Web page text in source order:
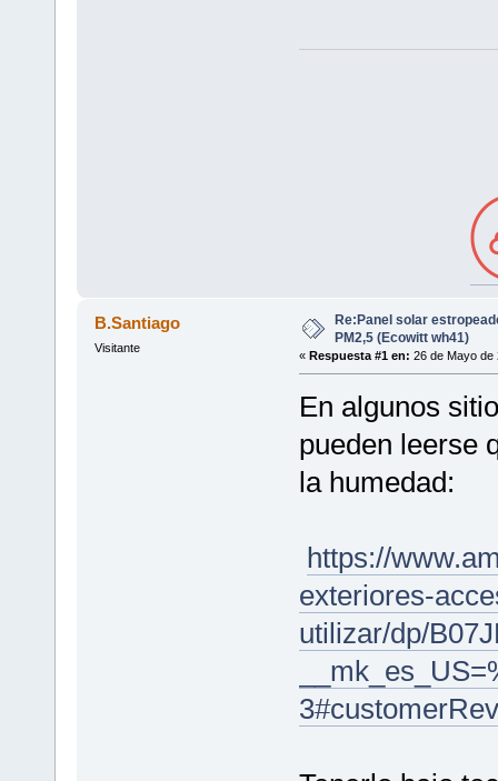
B.Santiago
Visitante
Re:Panel solar
PM2,5 (Ecowitt wh41)
« Respuesta #1 en: 26 de Mayo de
En algunos
pueden leerse
la humedad:
https://
exteriores-
utilizar/dp/